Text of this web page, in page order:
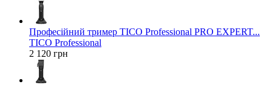
Професійний тример TICO Professional PRO EXPERT...
TICO Professional
2 120 грн